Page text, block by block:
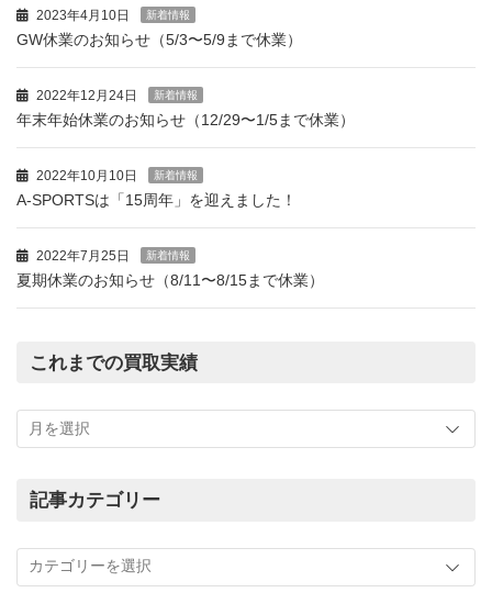
2023年4月10日 新着情報
GW休業のお知らせ（5/3〜5/9まで休業）
2022年12月24日 新着情報
年末年始休業のお知らせ（12/29〜1/5まで休業）
2022年10月10日 新着情報
A-SPORTSは「15周年」を迎えました！
2022年7月25日 新着情報
夏期休業のお知らせ（8/11〜8/15まで休業）
これまでの買取実績
ま
の
績
記事カテゴリー
カ